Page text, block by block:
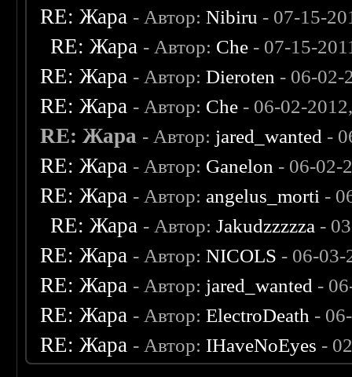
RE: Жара - Автор:Nibiru - 07-15-
RE: Жара - Автор: Che - 07-15-
RE: Жара - Автор:Dieroten - 06-02-
RE: Жара - Автор: Che - 06-02-
RE: Жара - Автор: jared_wanted -
RE: Жара - Автор: Ganelon - 06-02-
RE: Жара - Автор: angelus_morti -
RE: Жара - Автор:Jakudzzzzza -
RE: Жара - Автор:NICOLS - 06-
RE: Жара - Автор: jared_wanted -
RE: Жара - Автор:ElectroDeath -
RE: Жара - Автор: IHaveNoEyes -